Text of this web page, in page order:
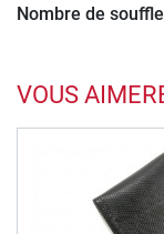
Nombre de
VOUS